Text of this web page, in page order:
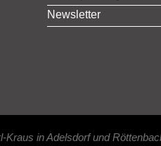
Newsletter
in Adelsdorf und